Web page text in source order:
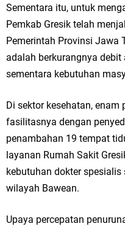
Sementara itu, untuk
Pemkab Gresik telah
Pemerintah Provinsi Jawa
adalah berkurangnya
sementara kebutuhan
Di sektor kesehatan,
fasilitasnya dengan
penambahan 19 tempat
layanan Rumah Sakit
kebutuhan dokter
wilayah Bawean.
Upaya percepatan